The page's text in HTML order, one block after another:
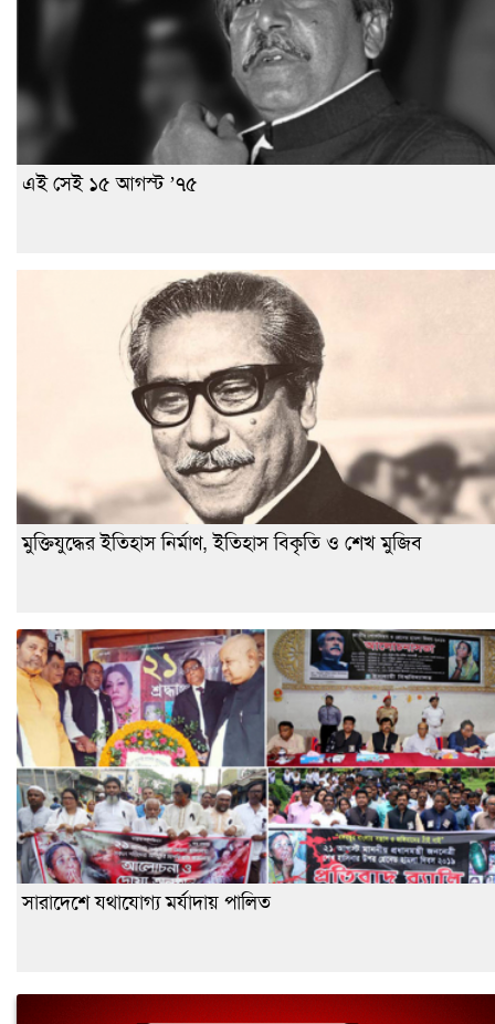
এই সেই ১৫ আগস্ট ’৭৫
মুক্তিযুদ্ধের ইতিহাস নির্মাণ, ইতিহাস বিকৃতি ও শেখ মুজিব
সারাদেশে যথাযোগ্য মর্যাদায় পালিত